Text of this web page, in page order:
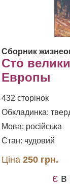
Сборник
Сто
Европы
432 сторінок
Обкладинка:
Мова: російська
Стан: чудовий
Ціна 250 грн.
є в